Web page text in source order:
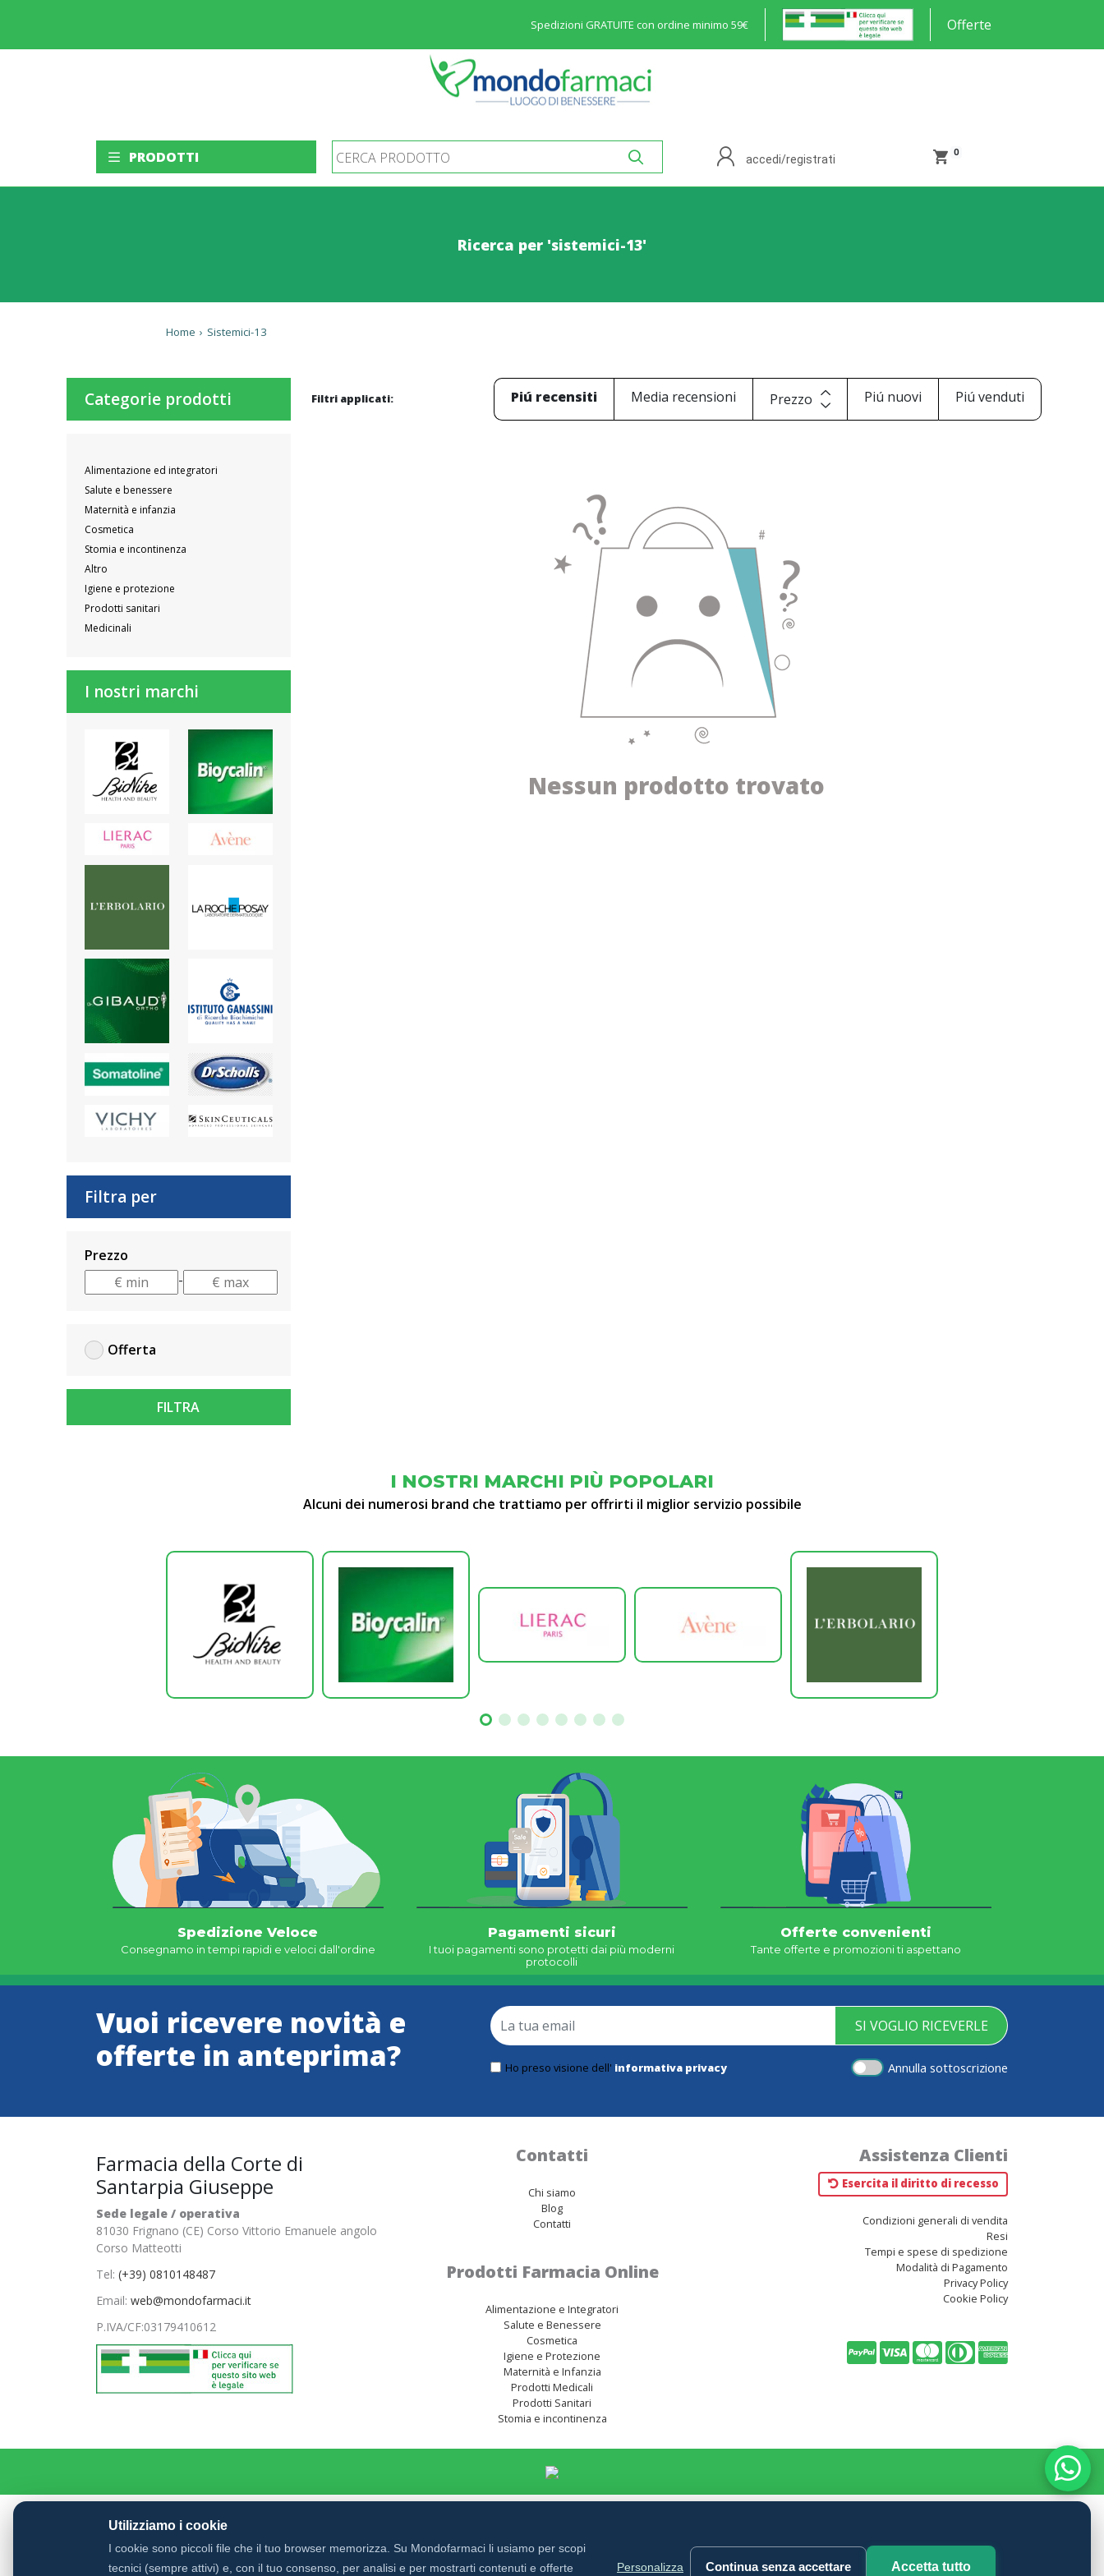
Spedizioni GRATUITE con ordine minimo 59€ Offerte
PRODOTTI accedi/registrati
0
Ricerca per 'sistemici-13'
Home › Sistemici-13
Categorie prodotti
Alimentazione ed integratori
Salute e benessere
Maternità e infanzia
Cosmetica
Stomia e incontinenza
Altro
Igiene e protezione
Prodotti sanitari
Medicinali
I nostri marchi
Filtra per
Prezzo
-
Offerta
FILTRA
Filtri applicati: Piú recensiti Media recensioni Prezzo Piú nuovi Piú venduti
Nessun prodotto trovato
I NOSTRI MARCHI PIÙ POPOLARI
Alcuni dei numerosi brand che trattiamo per offrirti il miglior servizio possibile
Spedizione Veloce
Consegnamo in tempi rapidi e veloci dall'ordine
Pagamenti sicuri
I tuoi pagamenti sono protetti dai più moderni
protocolli
Offerte convenienti
Tante offerte e promozioni ti aspettano
Vuoi ricevere novità e
offerte in anteprima?
SI VOGLIO RICEVERLE
Ho preso visione dell' informativa privacy Annulla sottoscrizione
Farmacia della Corte di
Santarpia Giuseppe
Sede legale / operativa
81030 Frignano (CE) Corso Vittorio Emanuele angolo
Corso Matteotti
Tel: (+39) 0810148487
Email: web@mondofarmaci.it
P.IVA/CF:03179410612
Contatti
Chi siamo
Blog
Contatti
Prodotti Farmacia Online
Alimentazione e Integratori
Salute e Benessere
Cosmetica
Igiene e Protezione
Maternità e Infanzia
Prodotti Medicali
Prodotti Sanitari
Stomia e incontinenza
Assistenza Clienti
Esercita il diritto di recesso
Condizioni generali di vendita
Resi
Tempi e spese di spedizione
Modalità di Pagamento
Privacy Policy
Cookie Policy
Utilizziamo i cookie
I cookie sono piccoli file che il tuo browser memorizza. Su Mondofarmaci li usiamo per scopi
tecnici (sempre attivi) e, con il tuo consenso, per analisi e per mostrarti contenuti e offerte
Personalizza Continua senza accettare Accetta tutto